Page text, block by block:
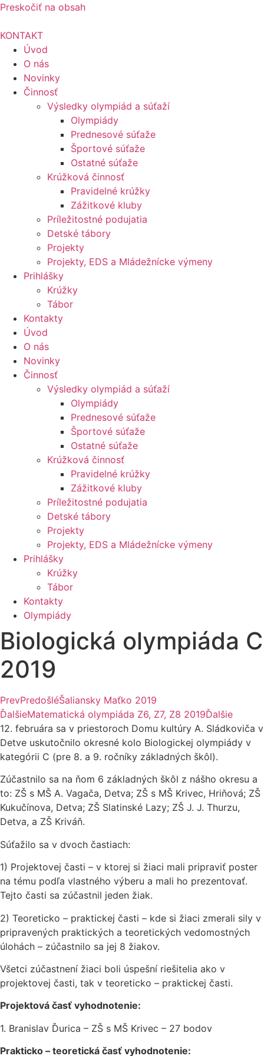
Preskočiť na obsah
KONTAKT
Úvod
O nás
Novinky
Činnosť
Výsledky olympiád a súťaží
Olympiády
Prednesové súťaže
Športové súťaže
Ostatné súťaže
Krúžková činnosť
Pravidelné krúžky
Zážitkové kluby
Príležitostné podujatia
Detské tábory
Projekty
Projekty, EDS a Mládežnícke výmeny
Prihlášky
Krúžky
Tábor
Kontakty
Úvod
O nás
Novinky
Činnosť
Výsledky olympiád a súťaží
Olympiády
Prednesové súťaže
Športové súťaže
Ostatné súťaže
Krúžková činnosť
Pravidelné krúžky
Zážitkové kluby
Príležitostné podujatia
Detské tábory
Projekty
Projekty, EDS a Mládežnícke výmeny
Prihlášky
Krúžky
Tábor
Kontakty
Olympiády
Biologická olympiáda C
2019
PrevPredošléŠaliansky Maťko 2019
ĎalšieMatematická olympiáda Z6, Z7, Z8 2019Ďalšie
12. februára sa v priestoroch Domu kultúry A. Sládkoviča v
Detve uskutočnilo okresné kolo Biologickej olympiády v
kategórii C (pre 8. a 9. ročníky základných škôl).
Zúčastnilo sa na ňom 6 základných škôl z nášho okresu a
to: ZŠ s MŠ A. Vagača, Detva; ZŠ s MŠ Krivec, Hriňová; ZŠ
Kukučínova, Detva; ZŠ Slatinské Lazy; ZŠ J. J. Thurzu,
Detva, a ZŠ Kriváň.
Súťažilo sa v dvoch častiach:
1) Projektovej časti – v ktorej si žiaci mali pripraviť poster
na tému podľa vlastného výberu a mali ho prezentovať.
Tejto časti sa zúčastnil jeden žiak.
2) Teoreticko – praktickej časti – kde si žiaci zmerali sily v
pripravených praktických a teoretických vedomostných
úlohách – zúčastnilo sa jej 8 žiakov.
Všetci zúčastnení žiaci boli úspešní riešitelia ako v
projektovej časti, tak v teoreticko – praktickej časti.
Projektová časť vyhodnotenie:
1. Branislav Ďurica – ZŠ s MŠ Krivec – 27 bodov
Prakticko – teoretická časť vyhodnotenie: